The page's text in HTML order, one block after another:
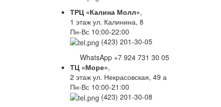
ТРЦ «Калина Молл»,
1 этаж ул. Калинина, 8
Пн-Вс 10:00-22:00
(423) 201-30-05
WhatsApp +7 924 731 30 05
ТЦ «Море»,
2 этаж ул. Некрасовская, 49 а
Пн-Вс 10:00-21:00
(423) 201-30-08